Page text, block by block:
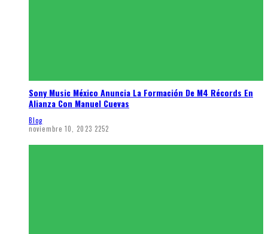
Sony Music México Anuncia La Formación De M4 Récords En
Alianza Con Manuel Cuevas
Blog
noviembre 10, 2023 2252